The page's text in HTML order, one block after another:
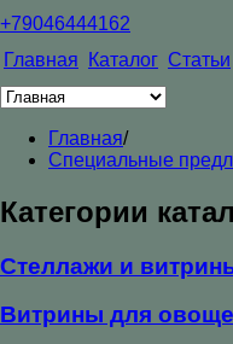
+79046444162
Главная
Каталог Статьи
Главная/
Специальные
Категории
Стеллажи и
Витрины для